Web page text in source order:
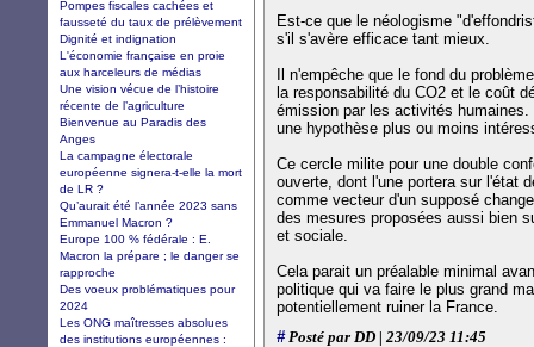
Est-ce que le néologisme
s'il s'avère efficace tant mieux.
Il n'empêche que le fond du
la responsabilité du CO2 et le coût
émission par les activités
une hypothèse plus ou moins
Ce cercle milite pour une double
ouverte, dont l'une portera sur l'état
comme vecteur d'un supposé
des mesures proposées aussi bien
et sociale.
Cela parait un préalable minimal
politique qui va faire le plus grand
potentiellement ruiner la France.
#Posté par DD | 23/09/23 11:45
Pompes fiscales cachées et
fausseté du taux de prélèvement
Dignité et indignation
L'économie française en proie
aux harceleurs de médias
Une vision vécue de l’histoire
récente de l’agriculture
Bienvenue au Paradis des
Anges
La campagne électorale
européenne signera-t-elle la mort
de LR ?
Qu’aurait été l’année 2023 sans
Emmanuel Macron ?
Europe 100 % fédérale : E.
Macron la prépare ; le danger se
rapproche
Des voeux problématiques pour
2024
Les ONG maîtresses absolues
des institutions européennes :